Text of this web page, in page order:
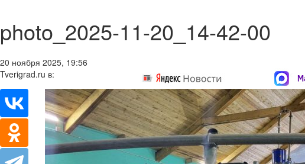
photo_2025-11-20_14-42-00
20 ноября 2025, 19:56
Tverigrad.ru в: